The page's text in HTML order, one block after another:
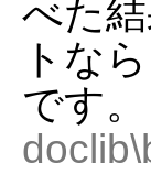
べた
トな
です。